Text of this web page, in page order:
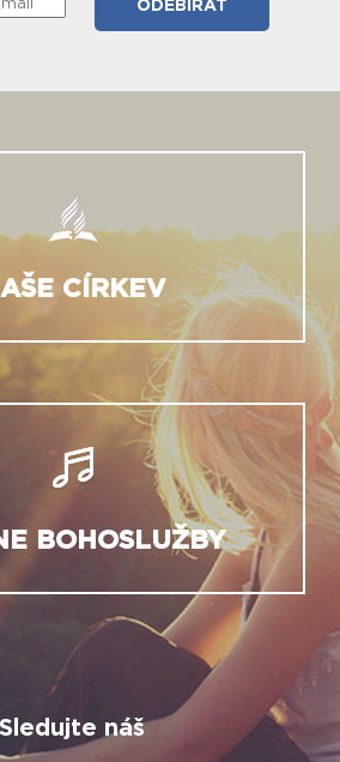
CÍRKEV
BOHOSLUŽBY
Sledujte náš